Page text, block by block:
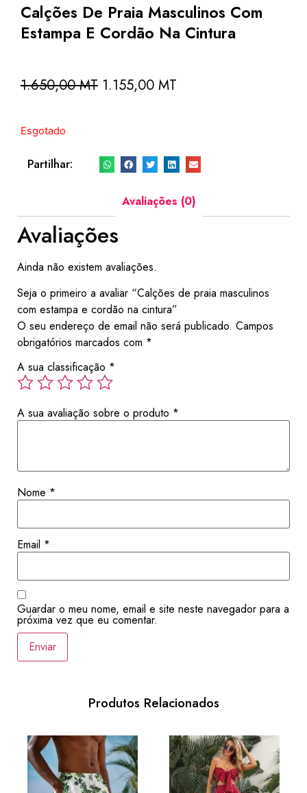
Calções De Praia Masculinos Com
Estampa E Cordão Na Cintura
1.650,00MT 1.155,00 MT
Esgotado
Partilhar:
Avaliações (0)
Avaliações
Ainda não existem avaliações.
Seja o primeiro a avaliar “Calções de praia masculinos
com estampa e cordão na cintura”
O seu endereço de email não será publicado. Campos
obrigatórios marcados com *
A sua classificação *
A sua avaliação sobre o produto *
Nome *
Email *
Guardar o meu nome, email e site neste navegador para a
próxima vez que eu comentar.
Produtos Relacionados